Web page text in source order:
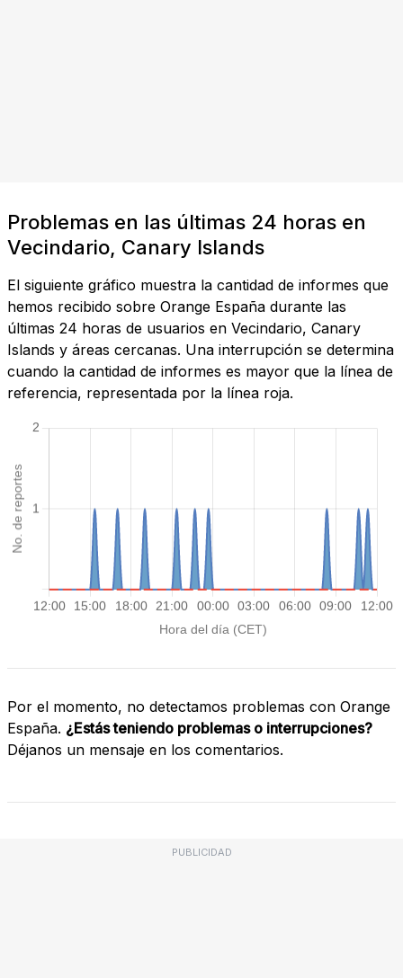
Problemas en las últimas 24 horas en
Vecindario, Canary Islands
El siguiente gráfico muestra la cantidad de informes que
hemos recibido sobre Orange España durante las
últimas 24 horas de usuarios en Vecindario, Canary
Islands y áreas cercanas. Una interrupción se determina
cuando la cantidad de informes es mayor que la línea de
referencia, representada por la línea roja.
Por el momento, no detectamos problemas con Orange
España. ¿Estás teniendo problemas o interrupciones?
Déjanos un mensaje en los comentarios.
PUBLICIDAD